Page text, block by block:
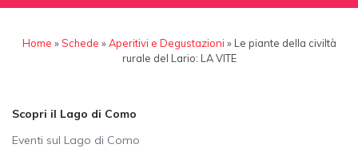
Home »Schede »Aperitivi e Degustazioni » Le piante della civiltà
rurale del Lario: LA VITE
Scopri il Lago di Como
Eventi sul Lago di Como